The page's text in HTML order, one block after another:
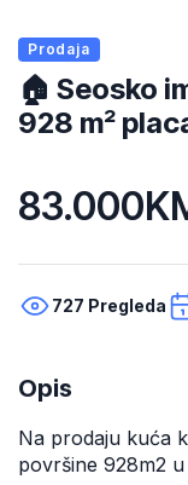
Prodaja
🏠 Seosko
928 m²
727 Pregleda
Opis
Na prodaju kuća
površine 928m2